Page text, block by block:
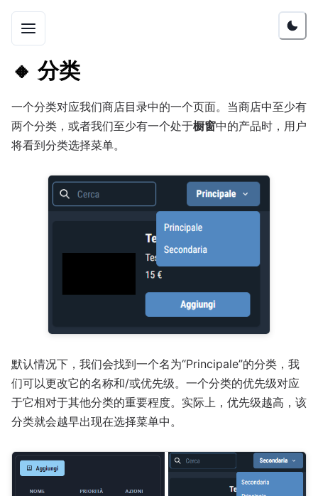
🔸 分类
一个分类对应我们商店目录中的一个页面。当商店中至少有
两个分类，或者我们至少有一个处于橱窗中的产品时，用户
将看到分类选择菜单。
默认情况下，我们会找到一个名为“Principale”的分类，我
们可以更改它的名称和/或优先级。一个分类的优先级对应
于它相对于其他分类的重要程度。实际上，优先级越高，该
分类就会越早出现在选择菜单中。